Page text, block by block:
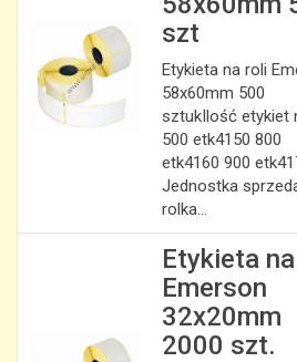
szt
Etykieta na roli
58x60mm 500
sztukIlość etykiet
500 etk4150 800
etk4160 900
Jednostka
rolka...
Etykieta
Emerson
32x20mm
2000 szt.